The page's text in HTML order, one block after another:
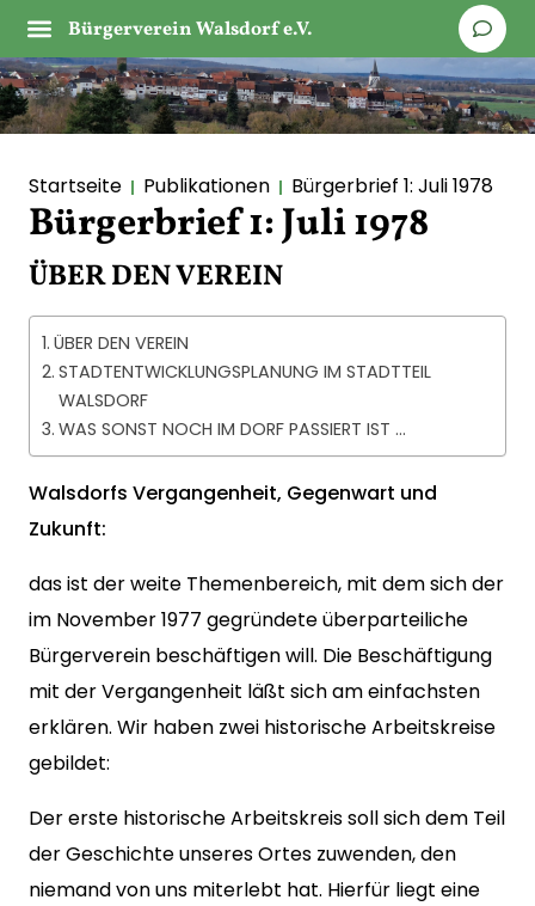
Bürgerverein Walsdorf e.V.
Startseite Publikationen Bürgerbrief 1: Juli 1978
Bürgerbrief 1: Juli 1978
ÜBER DEN VEREIN
ÜBER DEN VEREIN
STADTENTWICKLUNGSPLANUNG IM STADTTEIL
WALSDORF
WAS SONST NOCH IM DORF PASSIERT IST …
Walsdorfs Vergangenheit, Gegenwart und
Zukunft:
das ist der weite Themenbereich, mit dem sich der
im November 1977 gegründete überparteiliche
Bürgerverein beschäftigen will. Die Beschäftigung
mit der Vergangenheit läßt sich am einfachsten
erklären. Wir haben zwei historische Arbeitskreise
gebildet:
Der erste historische Arbeitskreis soll sich dem Teil
der Geschichte unseres Ortes zuwenden, den
niemand von uns miterlebt hat. Hierfür liegt eine